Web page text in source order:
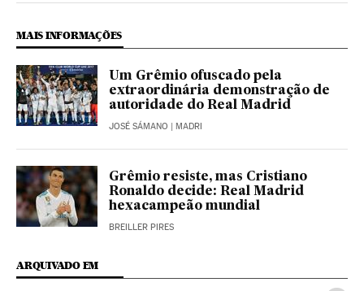
MAIS INFORMAÇÕES
Um Grêmio ofuscado pela
extraordinária demonstração de
autoridade do Real Madrid
JOSÉ SÁMANO | MADRI
Grêmio resiste, mas Cristiano
Ronaldo decide: Real Madrid
hexacampeão mundial
BREILLER PIRES
ARQUIVADO EM